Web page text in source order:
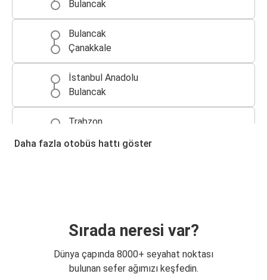
Bulancak
Bulancak
Çanakkale
İstanbul Anadolu
Bulancak
Trabzon
İstanbul Avrupa
Ankara
Bulancak
Daha fazla otobüs hattı göster
Sırada neresi var?
Dünya çapında 8000+ seyahat noktası
bulunan sefer ağımızı keşfedin.